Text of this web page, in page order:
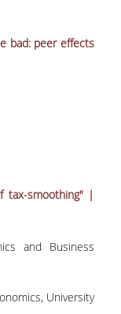
bad: peer effects
tax-smoothing" |
and Business
University